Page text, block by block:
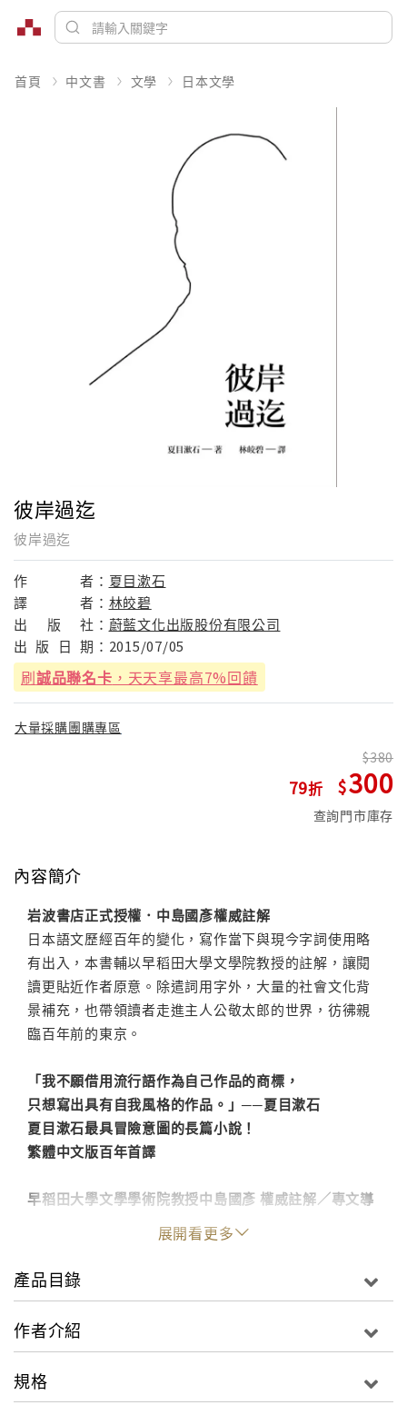
首頁 中文書 文學 日本文學
彼岸過迄
彼岸過迄
作 者： 夏目漱石
譯
者： 林皎碧
出
版 社： 蔚藍文化出版股份有限公司
出 版 日 期： 2015/07/05
刷誠品聯名卡 ，天天享最高7%回饋
大量採購團購專區
79
380
300
查詢門市庫存
內容簡介
岩波書店正式授權．中島國彥權威註解
日本語文歷經百年的變化，寫作當下與現今字詞使用略
有出入，本書輔以早稻田大學文學院教授的註解，讓閱
讀更貼近作者原意。除遣詞用字外，大量的社會文化背
景補充，也帶領讀者走進主人公敬太郎的世界，彷彿親
臨百年前的東京。
「我不願借用流行語作為自己作品的商標，
只想寫出具有自我風格的作品。」──夏目漱石
夏目漱石最具冒險意圖的長篇小說！
繁體中文版百年首譯
早稻田大學文學學術院教授中島國彥 權威註解／專文導
作家到底是作家，觀察力也是出人意表，
對於事件的獨特詮釋也和普通人不一樣，
──〈澡堂之後．五〉
就寫作脈絡來說，《彼岸過迄》可說是夏目漱石以「修
展開看更多
產品目錄
作者介紹
規格